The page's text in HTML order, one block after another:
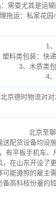
需耍尤其是运
拖运：私家花
1
塑料类包装：快
3、木质类
4
京德时物流对
配货设备均
有平板手机车
在山东开设
能遵照的雇
高科枝份量